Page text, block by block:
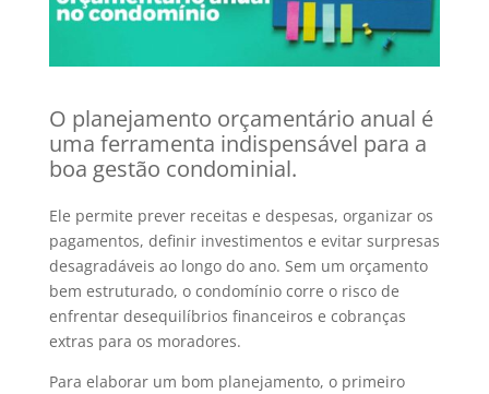
O planejamento orçamentário anual é
uma ferramenta indispensável para a
boa gestão condominial.
Ele permite prever receitas e despesas, organizar os
pagamentos, definir investimentos e evitar surpresas
desagradáveis ao longo do ano. Sem um orçamento
bem estruturado, o condomínio corre o risco de
enfrentar desequilíbrios financeiros e cobranças
extras para os moradores.
Para elaborar um bom planejamento, o primeiro